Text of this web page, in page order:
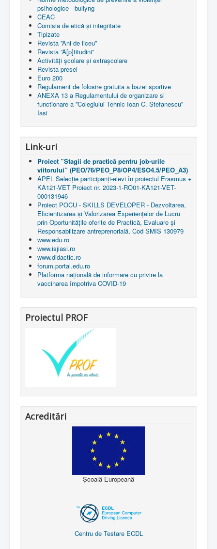
psihologice - bullyng
CEAC
Comisia de etică și integritate
Tipizate
Revista ”Ani de liceu”
Revista ”A[p]titudini”
Activități școlare și extrașcolare
Revista presei
Euro 200
Regulament de folosire gratuita a bazei sportive
ANEXA 13 a Regulamentului de organizare si
functionare a ”Colegiului Tehnic Ioan C. Stefanescu”
Iasi
Link-uri
Proiect ”Stagii de practică pentru job-urile
viitorului” (PEO/76/PEO_P8/OP4/ESO4.5/PEO_A3)
APEL Selecție participanți-elevi în proiectul Erasmus +
KA121-VET Proiect nr. 2023-1-RO01-KA121-VET-
000131946
Proiect POCU - SKILLS DEVELOPER - Dezvoltarea,
Eficientizarea și Valorizarea Experiențelor de Lucru
prin Oportunitățile oferite de Practică, Evaluare și
Responsabilizare antreprenorială, Cod SMIS 130979
www.edu.ro
www.isjiasi.ro
www.didactic.ro
forum.portal.edu.ro
Platforma națională de informare cu privire la
vaccinarea împotriva COVID-19
Proiectul PROF
Acreditări
Școală Europeană
Centru de Testare ECDL